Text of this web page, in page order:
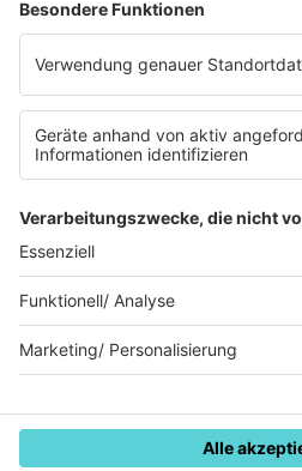
Bildnachweise
KI-Leitlinie
Die Initiative für
© Music Made in
Audiotainment Südwest